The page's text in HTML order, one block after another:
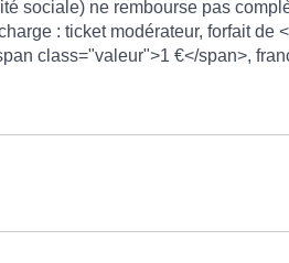
sociale) ne rembourse pas
: ticket modérateur, forfait de
class="valeur">1 €</span>,